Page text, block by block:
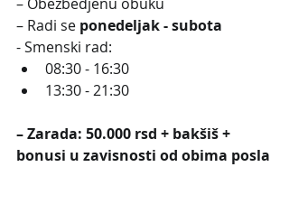
– Radi se ponedeljak - subota
- Smenski rad:
08:30 - 16:30
13:30 - 21:30
– Zarada: 50.000 rsd + bakšiš +
bonusi u zavisnosti od obima posla